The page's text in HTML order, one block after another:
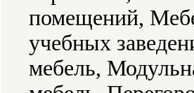
помещений,
учебных
мебель,